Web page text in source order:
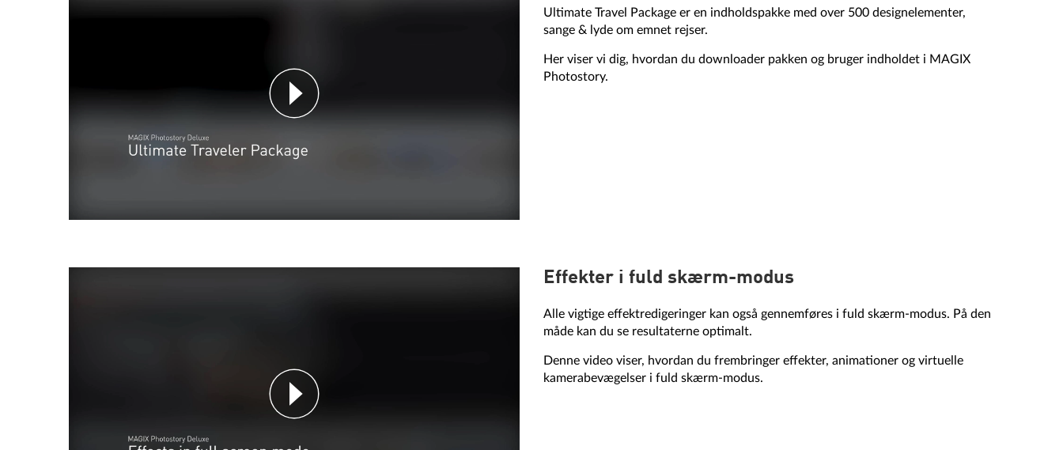
Ultimate Travel Package er en indholdspakke med over 500 designelementer,
sange & lyde om emnet rejser.
Her viser vi dig, hvordan du downloader pakken og bruger indholdet i MAGIX
Photostory.
Effekter i fuld skærm-modus
Alle vigtige effektredigeringer kan også gennemføres i fuld skærm-modus. På den
måde kan du se resultaterne optimalt.
Denne video viser, hvordan du frembringer effekter, animationer og virtuelle
kamerabevægelser i fuld skærm-modus.